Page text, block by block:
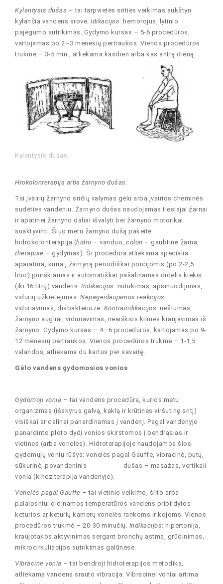
Kylantysis dušas – tai tarpvietės srities veikimas aukštyn
kylančia vandens srove. Idikacijos: hemorojus, lytinio
pajėgumo sutrikimas. Gydymo kursas – 5-6 procedūros,
vartojamas po 2~3 mėnesių pertraukos. Vienos procedūros
trukmė – 3-5 min., atliekama kasdien arba kas antrą dieną.
Kylantysis dušas
Hrokolonterapija arba žarnyno dušas .
Tai įvairių žarnyno sričių valymas gėlu arba įvairios cheminės
sudėties vandeniu. Žarnyno dušas naudojamas tiesiajai žarnai
ir apatinei žarnyno daliai išvalyti bei žarnyno motorikai
suaktyvinti. Šiuo metu žarnyno dušą pakeitė
hidrokolonterapija (hidro – vanduo, colon – gaubtinė žarna,
therapiae – gydymas). Ši procedūra atliekama specialia
aparatūra, kuria į žarnyną periodiškai porcijomis (po 2-2,5
litro) įpurškiamas ir automatiškai pašalinamas didelis kiekis
(iki 16 litrų) vandens. Indikacijos : nutukimas, apsinuodijimas,
vidurių užkietėjimas. Nepageidaujamos reakcijos :
viduriavimas, disbakteriozė. Kontraindikacijos: nėštumas,
žarnyno augliai, viduriavimas, neaiškios kilmės kraujavimas iš
žarnyno. Gydymo kursas – 4—6 procedūros, kartojamas po 9-
12 mėnesių pertraukos. Vienos procedūros trukmė – 1-1,5
valandos, atliekama du kartus per savaitę.
Gėlo vandens gydomosios vonios
Gydomoji vonia – tai vandens procedūra, kurios metu
organizmas (išskyrus galvą, kaklą ir krūtinės viršutinę sritį)
visiškai ar dalinai panardinamas į vandenį. Pagal vandenyje
panardinto ploto dydį vonios skirstomos į bendrąsias ir
vietines (arba voneles). Hidroterapijoje naudojamos šios
gydomųjų vonių rūšys: vonelės pagal Gauffe, vibracinė, putų,
sūkurinė, povandeninis dušas – masažas, vertikali
vonia (kineziterapija vandenyje).
Vonelės pagal Gauffe – tai vietinio veikimo, šilto arba
palaipsniui didinamos temperatūros vandens pripildytos
keturios ar keturių kamerų vonelės rankoms ir kojoms. Vienos
procedūros trukmė – 20-30 minučių. Indikacijos: hipertonija,
kraujotakos aktyvinimas sergant bronchų astma, grūdinimas,
mikrocirkuliacijos sutrikimas galūnėse.
Vibracinė vonia – tai bendroji hidroterapijos metodika,
atliekama vandens srauto vibracija. Vibracinei voniai artima